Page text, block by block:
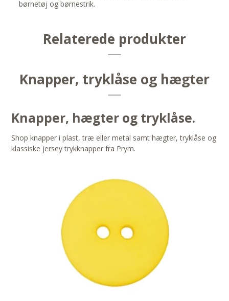
børnetøj og børnestrik.
Relaterede produkter
Knapper, tryklåse og hægter
Knapper, hægter og tryklåse.
Shop knapper i plast, træ eller metal samt hægter, tryklåse og
klassiske jersey trykknapper fra Prym.